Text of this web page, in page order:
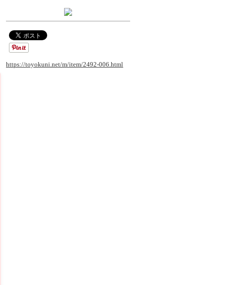
https://toyokuni.net/m/item/2492-006.html